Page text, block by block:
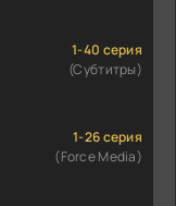
1-40 серия
(Субтитры)
1-26 серия
(Force Media)